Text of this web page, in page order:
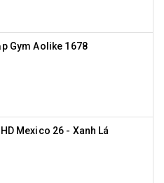
Gym Aolike 1678
Mexico 26 - Xanh Lá